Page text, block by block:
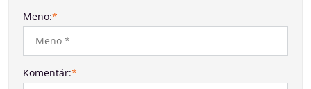
Meno:*
Komentár:*